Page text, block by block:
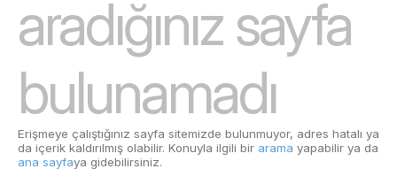
aradığınız sayfa
bulunamadı
Erişmeye çalıştığınız sayfa sitemizde bulunmuyor, adres hatalı ya
da içerik kaldırılmış olabilir. Konuyla ilgili bir arama yapabilir ya da
ana sayfaya gidebilirsiniz.